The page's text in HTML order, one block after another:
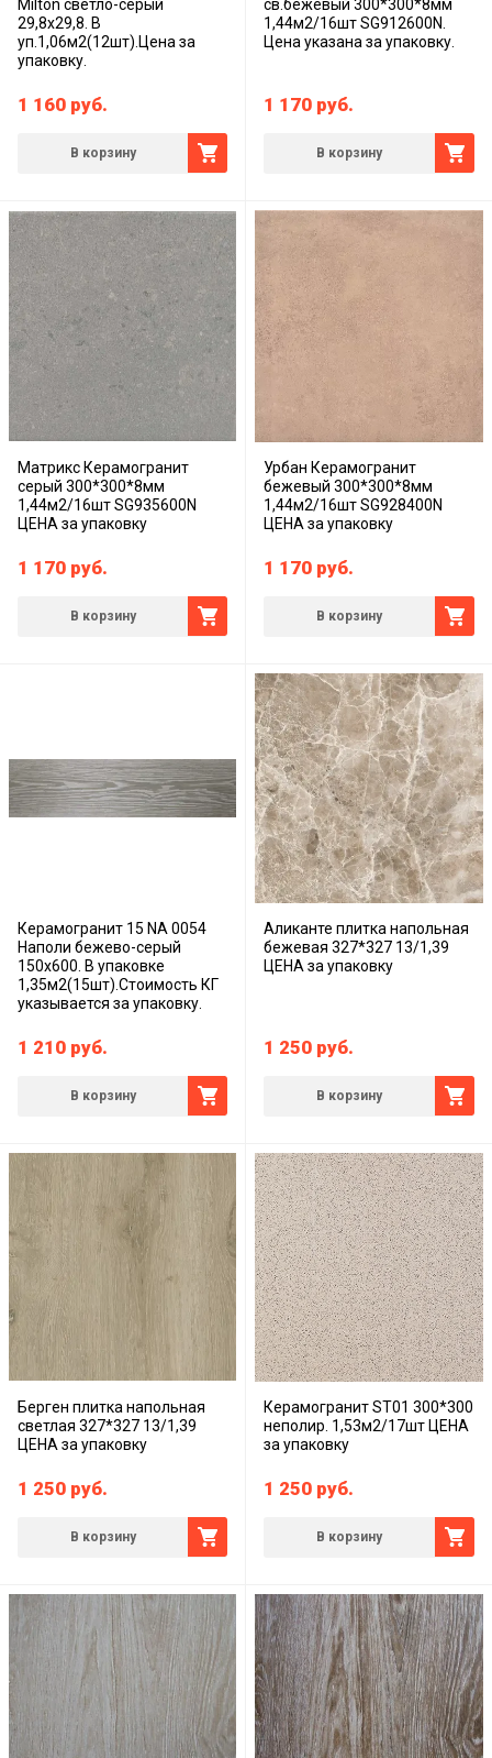
Milton светло-серый
29,8x29,8. В
уп.1,06м2(12шт).Цена за
упаковку.
1 160 руб.
В корзину
св.бежевый 300*300*8мм
1,44м2/16шт SG912600N.
Цена указана за упаковку.
1 170 руб.
В корзину
Матрикс Керамогранит
серый 300*300*8мм
1,44м2/16шт SG935600N
ЦЕНА за упаковку
1 170 руб.
В корзину
Урбан Керамогранит
бежевый 300*300*8мм
1,44м2/16шт SG928400N
ЦЕНА за упаковку
1 170 руб.
В корзину
Керамогранит 15 NA 0054
Наполи бежево-серый
150х600. В упаковке
1,35м2(15шт).Стоимость КГ
указывается за упаковку.
1 210 руб.
В корзину
Аликанте плитка напольная
бежевая 327*327 13/1,39
ЦЕНА за упаковку
1 250 руб.
В корзину
Берген плитка напольная
светлая 327*327 13/1,39
ЦЕНА за упаковку
1 250 руб.
В корзину
Керамогранит ST01 300*300
неполир. 1,53м2/17шт ЦЕНА
за упаковку
1 250 руб.
В корзину